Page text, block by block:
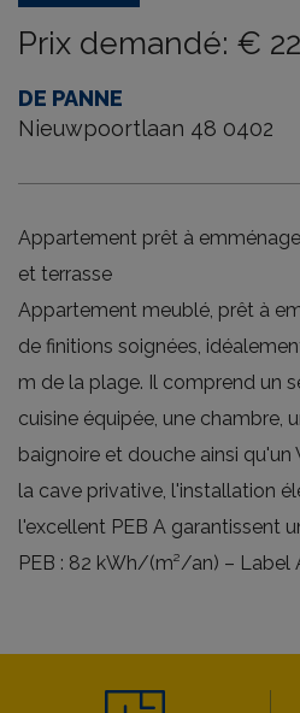
Prix demandé: €
DE PANNE
Nieuwpoortlaan 48 0402
Appartement prêt à
et terrasse
Appartement meublé, prêt à
de finitions soignées,
m de la plage. Il comprend un
cuisine équipée, une chambre,
baignoire et douche ainsi qu'un
la cave privative, l'installation
l'excellent PEB A garantissent
PEB : 82 kWh/(m²/an) – Label